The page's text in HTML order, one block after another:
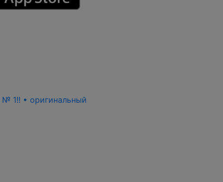
1!! • оригинальный